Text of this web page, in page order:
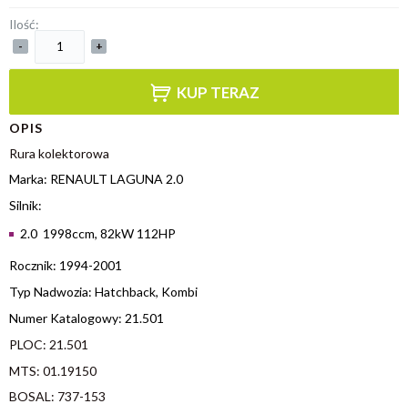
Ilość:
- +
KUP TERAZ
OPIS
Rura kolektorowa
Marka: RENAULT LAGUNA 2.0
Silnik:
2.0 1998ccm, 82kW 112HP
Rocznik: 1994-2001
Typ Nadwozia: Hatchback, Kombi
Numer Katalogowy: 21.501
PLOC: 21.501
MTS: 01.19150
BOSAL: 737-153